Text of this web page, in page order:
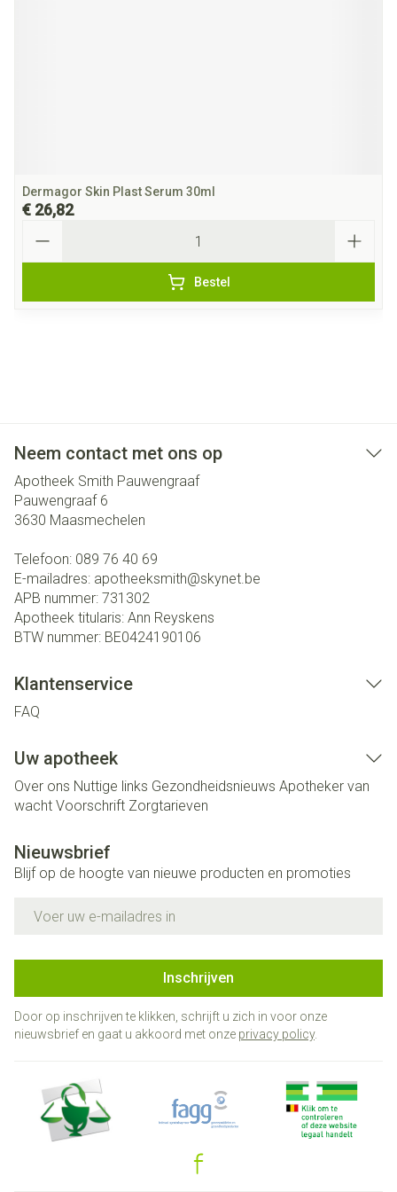
Dermagor Skin Plast Serum 30ml
€ 26,82
Bestel
Neem contact met ons op
Apotheek Smith Pauwengraaf
Pauwengraaf 6
3630 Maasmechelen
Telefoon: 089 76 40 69
E-mailadres: apotheeksmith@skynet.be
APB nummer: 731302
Apotheek titularis: Ann Reyskens
BTW nummer: BE0424190106
Klantenservice
FAQ
Uw apotheek
Over ons Nuttige links Gezondheidsnieuws Apotheker van
wacht Voorschrift Zorgtarieven
Nieuwsbrief
Blijf op de hoogte van nieuwe producten en promoties
Inschrijven
Door op inschrijven te klikken, schrijft u zich in voor onze
nieuwsbrief en gaat u akkoord met onze privacy policy.